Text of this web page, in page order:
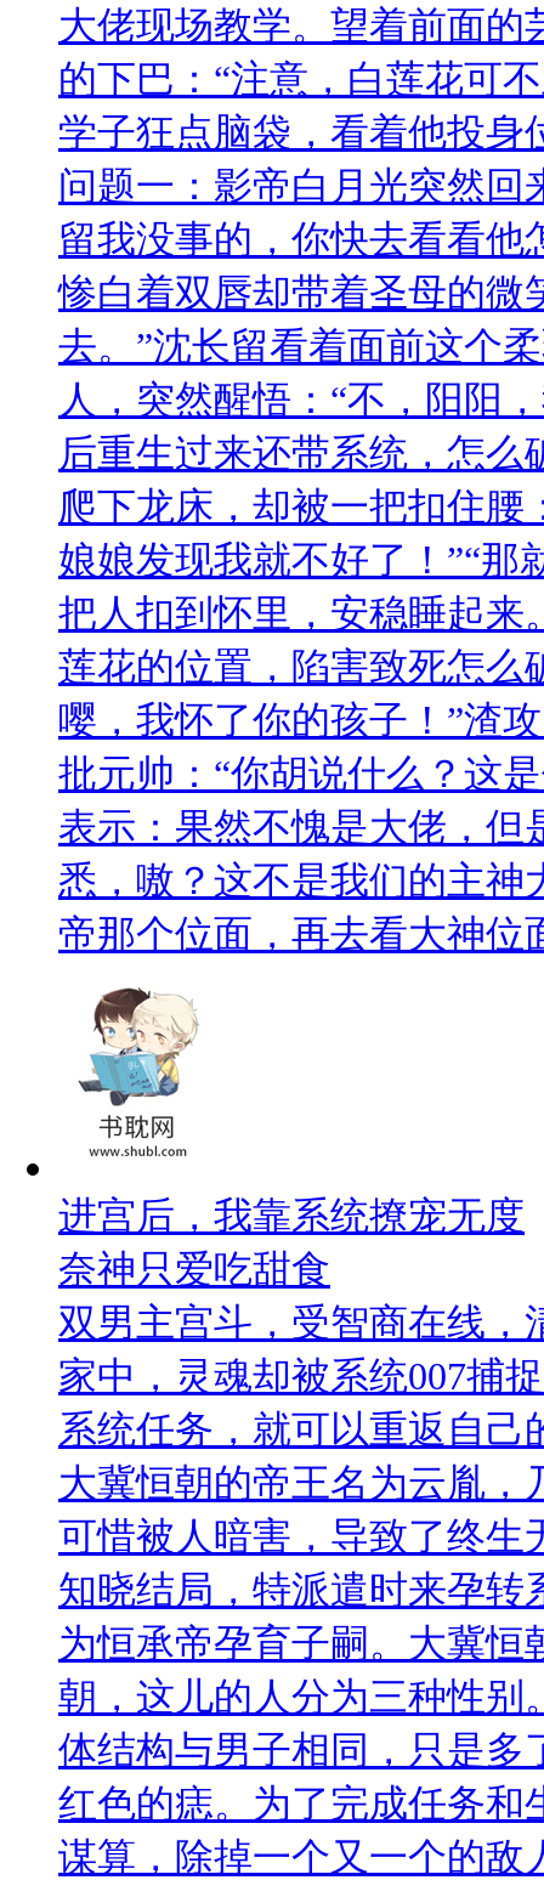
大佬现场教学。望着前面
的下巴：“注意，白莲花可
学子狂点脑袋，看着他投
问题一：影帝白月光突然回
留我没事的，你快去看看他
惨白着双唇却带着圣母的微
去。”沈长留看着面前这个
人，突然醒悟：“不，阳阳
后重生过来还带系统，怎
爬下龙床，却被一把扣住腰
娘娘发现我就不好了！”“那
把人扣到怀里，安稳睡起来
莲花的位置，陷害致死怎么
嘤，我怀了你的孩子！”渣
批元帅：“你胡说什么？这
表示：果然不愧是大佬，
悉，嗷？这不是我们的主神
帝那个位面，再去看大神位
进宫后，我靠系统撩宠无度
奈神只爱吃甜食
双男主宫斗，受智商在线
家中，灵魂却被系统007捕
系统任务，就可以重返自
大冀恒朝的帝王名为云胤
可惜被人暗害，导致了终生
知晓结局，特派遣时来孕转
为恒承帝孕育子嗣。大冀
朝，这儿的人分为三种性别
体结构与男子相同，只是多
红色的痣。为了完成任务和
谋算，除掉一个又一个的敌